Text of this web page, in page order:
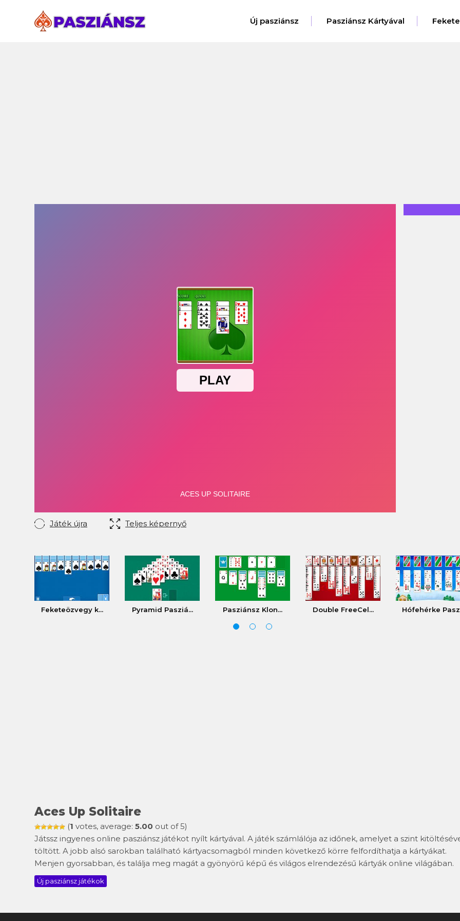
Új pasziánsz Pasziánsz Kártyával
Játék újra Teljes képernyő
Feketeözvegy k... Pyramid Pasziá... Pasziánsz Klon... Double FreeCel... Hófehérke
Aces Up Solitaire
(1 votes, average: 5.00 out of 5)
Játssz ingyenes online pasziánsz játékot nyílt kártyával. A játék számlálója az időnek, amelyet a szint
töltött. A jobb alsó sarokban található kártyacsomagból minden következő körre felfordíthatja a kártyákat.
Menjen gyorsabban, és találja meg magát a gyönyörű képű és világos elrendezésű kártyák online világában.
Új pasziánsz játékok